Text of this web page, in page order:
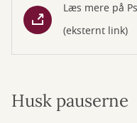
Læs mere på
(eksternt link)
Husk pauserne